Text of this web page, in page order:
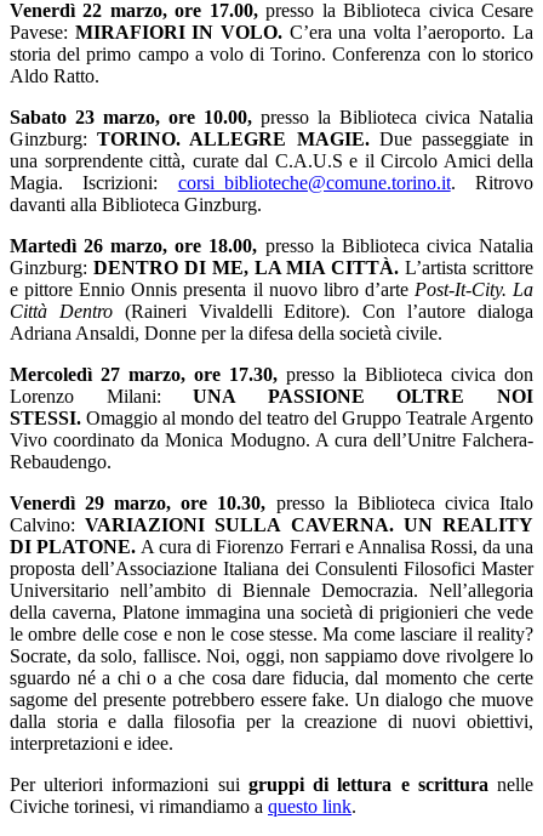
Venerdì 22 marzo, ore 17.00,presso la Biblioteca civica Cesare
Pavese: MIRAFIORI IN VOLO. C’era una volta l’aeroporto. La
storia del primo campo a volo di Torino. Conferenza con lo storico
Aldo Ratto.
Sabato 23 marzo, ore 10.00, presso la Biblioteca civica Natalia
Ginzburg:TORINO. ALLEGRE MAGIE. Due passeggiate in
una sorprendente città, curate dal C.A.U.S e il Circolo Amici della
Magia. Iscrizioni: corsi_biblioteche@comune.torino.it. Ritrovo
davanti alla Biblioteca Ginzburg.
Martedì 26 marzo, ore 18.00, presso la Biblioteca civica Natalia
Ginzburg: DENTRO DI ME, LA MIA CITTÀ.L’artista scrittore
e pittore Ennio Onnis presenta il nuovo libro d’arte Post-It-City. La
Città Dentro (Raineri Vivaldelli Editore). Con l’autore dialoga
Adriana Ansaldi, Donne per la difesa della società civile.
Mercoledì 27 marzo, ore 17.30, presso la Biblioteca civica don
Lorenzo Milani:UNA PASSIONE OLTRE NOI
STESSI. Omaggio al mondo del teatro del Gruppo Teatrale Argento
Vivo coordinato da Monica Modugno. A cura dell’Unitre Falchera-
Rebaudengo.
Venerdì 29 marzo, ore 10.30, presso la Biblioteca civica Italo
Calvino:VARIAZIONI SULLA CAVERNA. UN REALITY
DIPLATONE. A cura di Fiorenzo Ferrari e Annalisa Rossi, da una
proposta dell’Associazione Italiana dei Consulenti Filosofici Master
Universitario nell’ambito di Biennale Democrazia. Nell’allegoria
della caverna, Platone immagina una società di prigionieri che vede
le ombre delle cose e non le cose stesse. Ma come lasciare il reality?
Socrate, da solo, fallisce. Noi, oggi, non sappiamo dove rivolgere lo
sguardo né a chi o a che cosa dare fiducia, dal momento che certe
sagome del presente potrebbero essere fake. Un dialogo che muove
dalla storia e dalla filosofia per la creazione di nuovi obiettivi,
interpretazioni e idee.
Per ulteriori informazioni sui gruppi di lettura e scrittura nelle
Civiche torinesi, vi rimandiamo a questo link.